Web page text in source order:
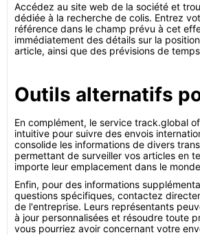
Accédez au site web de la société et
dédiée à la recherche de colis. Entrez
référence dans le champ prévu à cet
immédiatement des détails sur la
article, ainsi que des prévisions de
Outils alternatifs
En complément, le service track.global
intuitive pour suivre des envois
consolide les informations de divers
permettant de surveiller vos articles en
importe leur emplacement dans le
Enfin, pour des informations
questions spécifiques, contactez
de l'entreprise. Leurs représentants
à jour personnalisées et résoudre toute
vous pourriez avoir concernant votre